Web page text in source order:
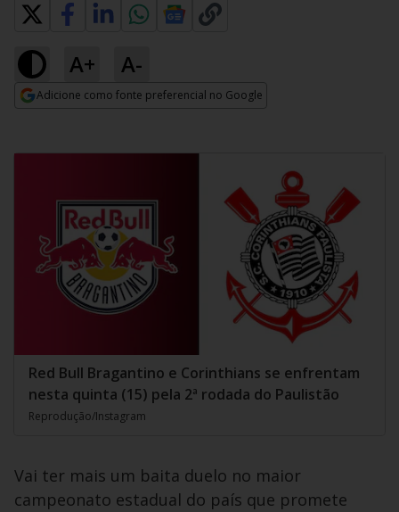
A+ A-
Adicione como fonte preferencial no Google
Red Bull Bragantino e Corinthians se enfrentam
nesta quinta (15) pela 2ª rodada do Paulistão
Reprodução/Instagram
Vai ter mais um baita duelo no maior
campeonato estadual do país que promete